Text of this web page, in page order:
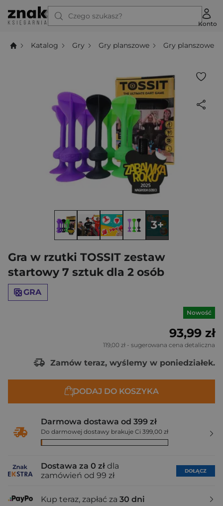
Czego szukasz?
Konto
Katalog Gry Gry planszowe Gry planszowe
Gra w rzutki TOSSIT zestaw
startowy 7 sztuk dla 2 osób
GRA
3+
Nowość
93,99 zł
119,00 zł - sugerowana cena detaliczna
Zamów teraz, wyślemy w poniedziałek.
DODAJ DO KOSZYKA
Darmowa dostawa od 399 zł
Do darmowej dostawy brakuje Ci 399,00 zł
Dostawa za 0 zł dla
zamówień od 99 zł
DOŁĄCZ
Kup teraz, zapłać za 30 dni